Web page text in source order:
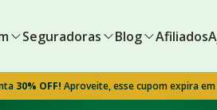
Seguradoras Blog Afiliados
30% OFF! Aproveite, esse cupom expira em